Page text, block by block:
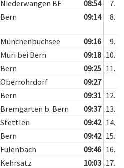
Niederwangen BE 08:54
7.
Bern 09:14 8.
Münchenbuchsee 09:16
9.
Muri bei Bern 09:18 10.
Bern 09:25 11.
Oberrohrdorf
09:27
Bern 09:31 12.
Bremgarten b. Bern 09:37 13.
Stettlen 09:42 14.
Bern 09:42 15.
Fulenbach 09:46 16.
Kehrsatz 10:03 17.